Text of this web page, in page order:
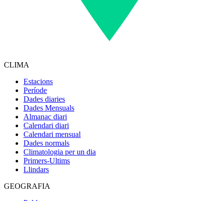
CLIMA
Estacions
Període
Dades diaries
Dades Mensuals
Almanac diari
Calendari diari
Calendari mensual
Dades normals
Climatologia per un dia
Primers-Ultims
Llindars
GEOGRAFIA